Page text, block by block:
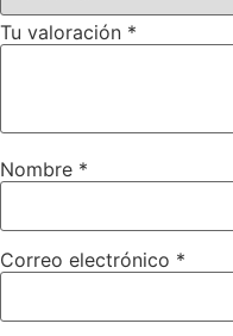
Tu valoración *
Nombre *
Correo electrónico *